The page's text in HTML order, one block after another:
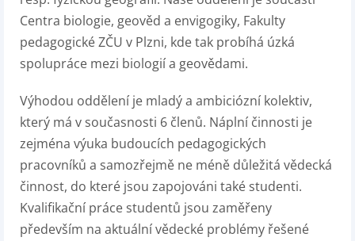
Centra biologie, geověd a envigogiky, Fakulty
pedagogické ZČU v Plzni, kde tak probíhá úzká
spolupráce mezi biologií a geovědami.
Výhodou oddělení je mladý a ambiciózní kolektiv,
který má v současnosti 6 členů. Náplní činnosti je
zejména výuka budoucích pedagogických
pracovníků a samozřejmě ne méně důležitá vědecká
činnost, do které jsou zapojováni také studenti.
Kvalifikační práce studentů jsou zaměřeny
především na aktuální vědecké problémy řešené